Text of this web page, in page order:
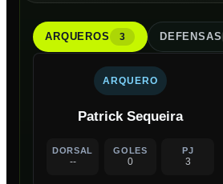
ARQUEROS 3 DEFENSAS
ARQUERO
Patrick Sequeira
DORSAL
--
GOLES
0
PJ
3